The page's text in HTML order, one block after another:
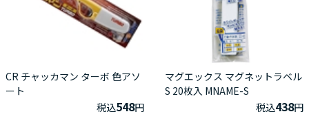
CR チャッカマン ターボ 色アソ
ート
税込548円
マグエックス マグネットラベル
S 20枚入 MNAME-S
税込438円